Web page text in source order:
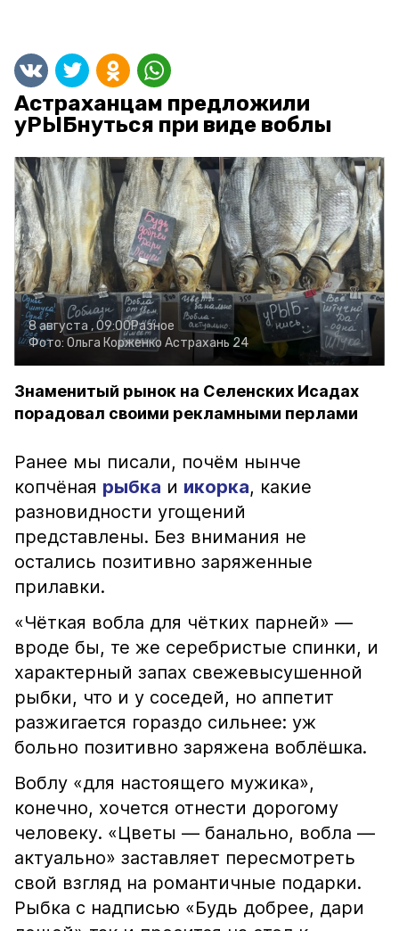
Астраханцам предложили
уРЫБнуться при виде воблы
8 августа , 09:00Разное
Фото: Ольга Корженко Астрахань 24
Знаменитый рынок на Селенских Исадах
порадовал своими рекламными перлами
Ранее мы писали, почём нынче
копчёная рыбка и икорка, какие
разновидности угощений
представлены. Без внимания не
остались позитивно заряженные
прилавки.
«Чёткая вобла для чётких парней» —
вроде бы, те же серебристые спинки, и
характерный запах свежевысушенной
рыбки, что и у соседей, но аппетит
разжигается гораздо сильнее: уж
больно позитивно заряжена воблёшка.
Воблу «для настоящего мужика»,
конечно, хочется отнести дорогому
человеку. «Цветы — банально, вобла —
актуально» заставляет пересмотреть
свой взгляд на романтичные подарки.
Рыбка с надписью «Будь добрее, дари